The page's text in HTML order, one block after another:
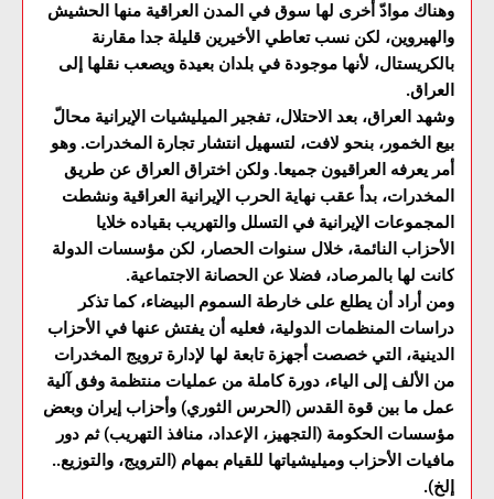
وهناك موادّ أخرى لها سوق في المدن العراقية منها الحشيش
والهيروين، لكن نسب تعاطي الأخيرين قليلة جدا مقارنة
بالكريستال، لأنها موجودة في بلدان بعيدة ويصعب نقلها إلى
العراق.
وشهد العراق، بعد الاحتلال، تفجير الميليشيات الإيرانية محالّ
بيع الخمور، بنحو لافت، لتسهيل انتشار تجارة المخدرات. وهو
أمر يعرفه العراقيون جميعا. ولكن اختراق العراق عن طريق
المخدرات، بدأ عقب نهاية الحرب الإيرانية العراقية ونشطت
المجموعات الإيرانية في التسلل والتهريب بقياده خلايا
الأحزاب النائمة، خلال سنوات الحصار، لكن مؤسسات الدولة
كانت لها بالمرصاد، فضلا عن الحصانة الاجتماعية.
ومن أراد أن يطلع على خارطة السموم البيضاء، كما تذكر
دراسات المنظمات الدولية، فعليه أن يفتش عنها في الأحزاب
الدينية، التي خصصت أجهزة تابعة لها لإدارة ترويج المخدرات
من الألف إلى الياء، دورة كاملة من عمليات منتظمة وفق آلية
عمل ما بين قوة القدس (الحرس الثوري) وأحزاب إيران وبعض
مؤسسات الحكومة (التجهيز، الإعداد، منافذ التهريب) ثم دور
مافيات الأحزاب وميليشياتها للقيام بمهام (الترويج، والتوزيع..
إلخ).